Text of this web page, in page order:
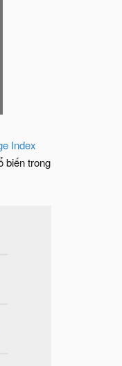
Index
biến trong